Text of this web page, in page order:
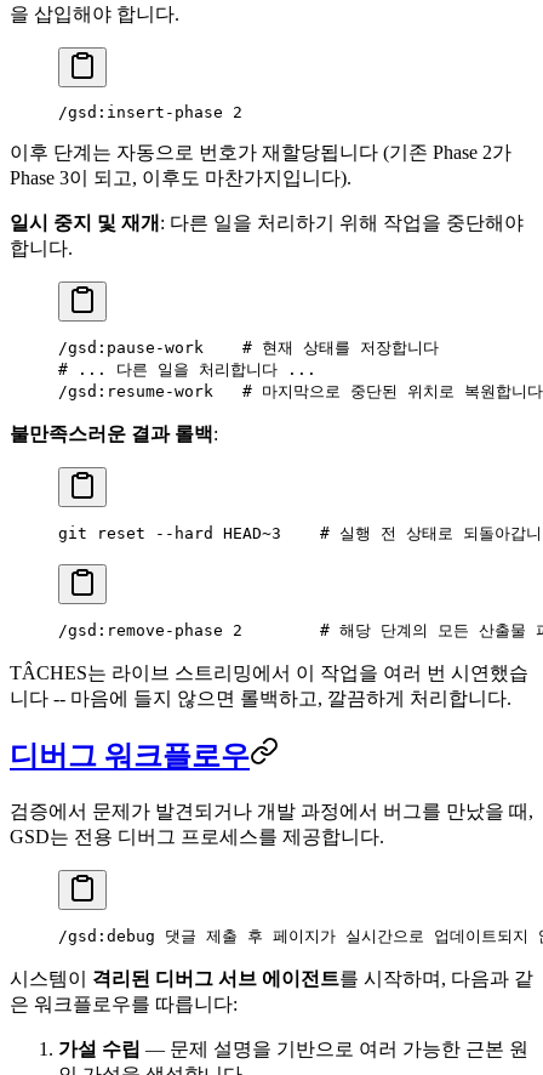
을 삽입해야 합니다.
/gsd:insert-phase 2
이후 단계는 자동으로 번호가 재할당됩니다 (기존 Phase 2가
Phase 3이 되고, 이후도 마찬가지입니다).
일시 중지 및 재개 : 다른 일을 처리하기 위해 작업을 중단해야
합니다.
/gsd:pause-work    # 현재 상태를 저장합니다
# ... 다른 일을 처리합니다 ...
/gsd:resume-work   # 마지막으로 중단된 위치로 복원합니다
불만족스러운 결과 롤백:
git reset --hard HEAD~3
# 실행 전 상태로 되돌아갑
/gsd:remove-phase 2        # 해당 단계의 모든 산출물 파
TÂCHES는 라이브 스트리밍에서 이 작업을 여러 번 시연했습
니다 -- 마음에 들지 않으면 롤백하고, 깔끔하게 처리합니다.
디버그 워크플로우
검증에서 문제가 발견되거나 개발 과정에서 버그를 만났을 때,
GSD는 전용 디버그 프로세스를 제공합니다.
/gsd:debug 댓글 제출 후 페이지가 실시간으로 업데이트되지
시스템이 격리된 디버그 서브 에이전트를 시작하며, 다음과 같
은 워크플로우를 따릅니다:
가설 수립 — 문제 설명을 기반으로 여러 가능한 근본 원